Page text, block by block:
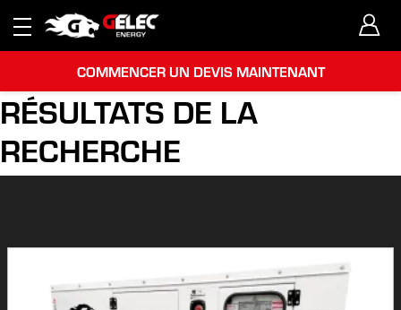
COMMENCER UN DEVIS MAINTENANT
RÉSULTATS DE LA
RECHERCHE